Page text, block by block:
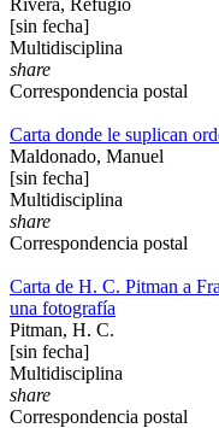
Rivera, Refugio
[sin fecha]
Multidisciplina
share
Correspondencia postal
Carta donde le suplican
Maldonado, Manuel
[sin fecha]
Multidisciplina
share
Correspondencia postal
Carta de H. C. Pitman a
una fotografía
Pitman, H. C.
[sin fecha]
Multidisciplina
share
Correspondencia postal